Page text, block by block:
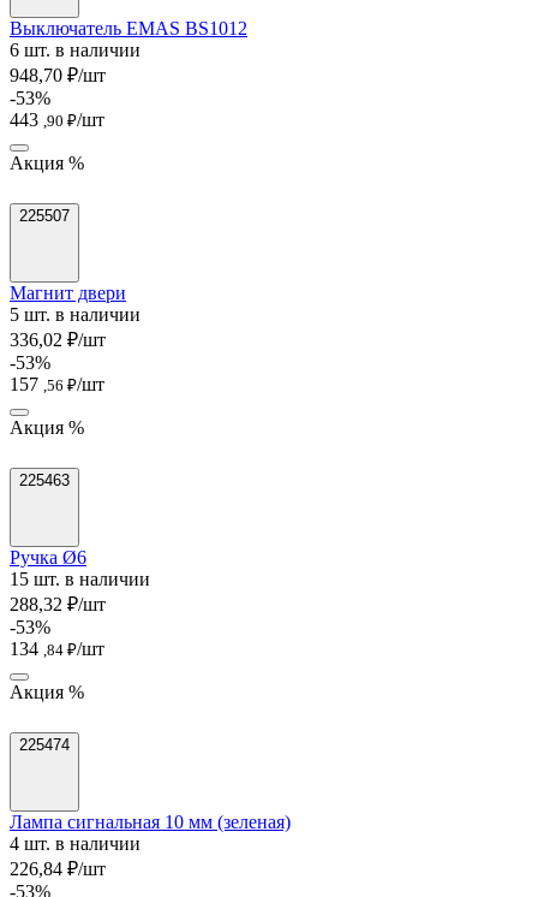
Выключатель EMAS BS1012
6 шт. в наличии
948,70 ₽/шт
-53%
443 ,90 ₽/шт
Акция %
225507
Магнит двери
5 шт. в наличии
336,02 ₽/шт
-53%
157 ,56 ₽/шт
Акция %
225463
Ручка Ø6
15 шт. в наличии
288,32 ₽/шт
-53%
134 ,84 ₽/шт
Акция %
225474
Лампа сигнальная 10 мм (зеленая)
4 шт. в наличии
226,84 ₽/шт
-53%